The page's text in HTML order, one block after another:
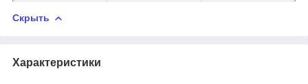
Скрыть
Характеристики